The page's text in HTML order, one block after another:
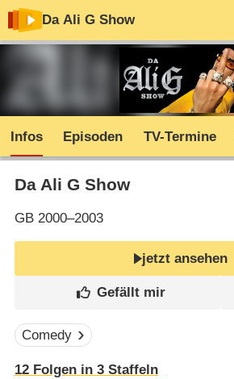
Da Ali G Show
Infos Episoden TV-Termine
Da Ali G Show
GB2000–2003
jetzt ansehen
Comedy
12Folgen in 3Staffeln